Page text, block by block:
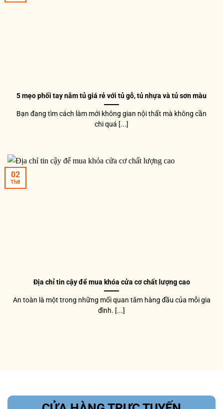
5 mẹo phối tay nắm tủ giá rẻ với tủ gỗ, tủ nhựa và tủ sơn màu
Bạn đang tìm cách làm mới không gian nội thất mà không cần
chi quá [...]
Địa chỉ tin cậy để mua khóa cửa cơ chất lượng cao
An toàn là một trong những mối quan tâm hàng đầu của mỗi gia
đình. [...]
02
Th8